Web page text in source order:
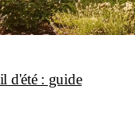
d'été : guide